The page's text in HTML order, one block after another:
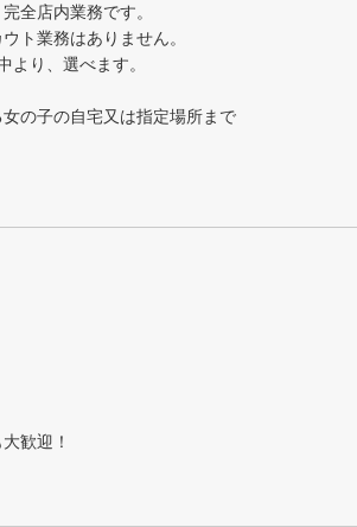
全店内業務です。
業務はありません。
り、選べます。
の子の自宅又は指定場所まで
歓迎！